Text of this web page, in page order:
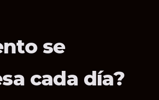
se
cada día?